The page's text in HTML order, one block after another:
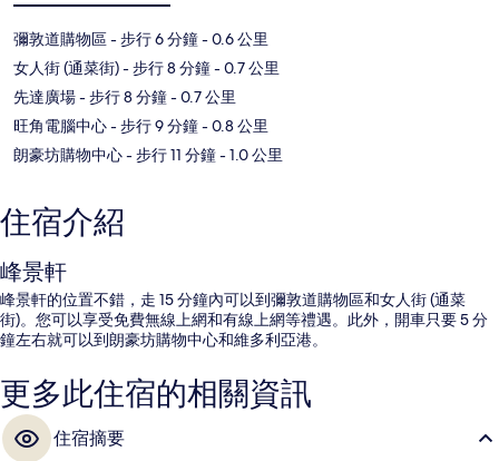
彌敦道購物區- 步行 6 分鐘- 0.6 公里
女人街 (通菜街)- 步行 8 分鐘- 0.7 公里
先達廣場- 步行 8 分鐘- 0.7 公里
旺角電腦中心- 步行 9 分鐘- 0.8 公里
朗豪坊購物中心- 步行 11 分鐘- 1.0 公里
住宿介紹
峰景軒
峰景軒的位置不錯，走 15 分鐘內可以到彌敦道購物區和女人街 (通菜
街)。您可以享受免費無線上網和有線上網等禮遇。此外，開車只要 5 分
鐘左右就可以到朗豪坊購物中心和維多利亞港。
更多此住宿的相關資訊
住宿摘要